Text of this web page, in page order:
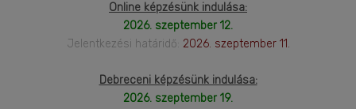
Online képzésünk indulása:
2026. szeptember 12.
Jelentkezési határidő: 2026. szeptember 11.
Debreceni képzésünk indulása:
2026. szeptember 19.